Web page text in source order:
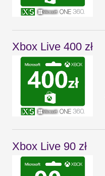
Xbox Live 400 zł
Xbox Live 90 zł